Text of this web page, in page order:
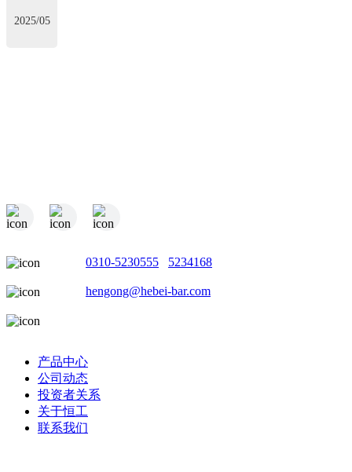
2025/05
0310-5230555 5234168
hengong@hebei-bar.com
产品中心
公司动态
投资者关系
关于恒工
联系我们